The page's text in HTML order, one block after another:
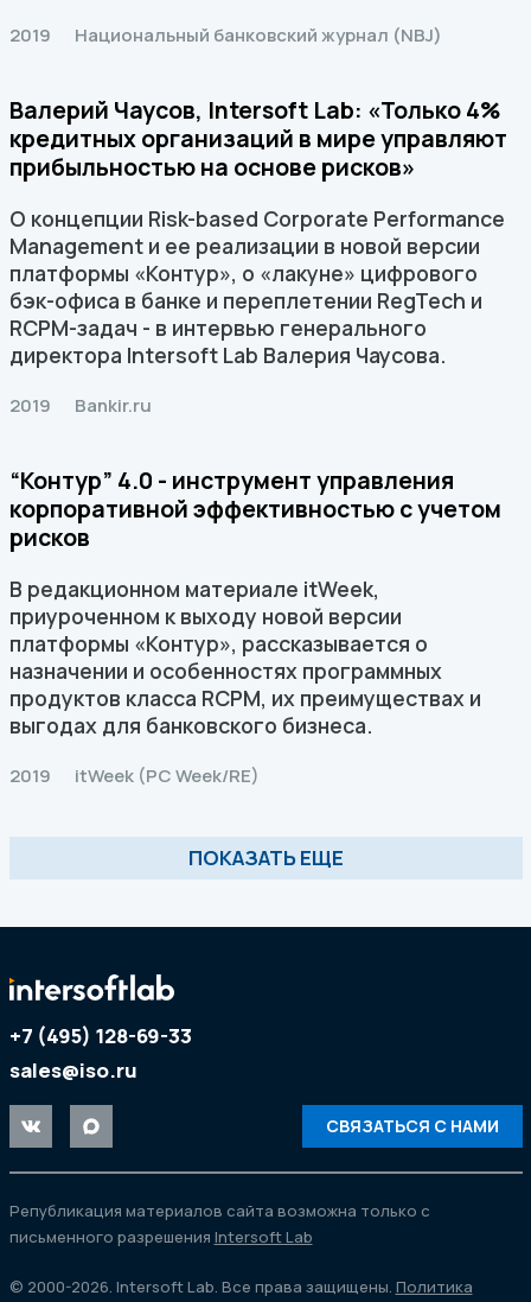
2019 Национальный банковский журнал (NBJ)
Валерий Чаусов, Intersoft Lab: «Только 4%
кредитных организаций в мире управляют
прибыльностью на основе рисков»
О концепции Risk-based Corporate Performance
Management и ее реализации в новой версии
платформы «Контур», о «лакуне» цифрового
бэк-офиса в банке и переплетении RegTech и
RCPM-задач - в интервью генерального
директора Intersoft Lab Валерия Чаусова.
2019 Bankir.ru
“Контур” 4.0 - инструмент управления
корпоративной эффективностью с учетом
рисков
В редакционном материале itWeek,
приуроченном к выходу новой версии
платформы «Контур», рассказывается о
назначении и особенностях программных
продуктов класса RCPM, их преимуществах и
выгодах для банковского бизнеса.
2019 itWeek (PC Week/RE)
ПОКАЗАТЬ ЕЩЕ
+7 (495) 128-69-33
sales@iso.ru
СВЯЗАТЬСЯ С НАМИ
Републикация материалов сайта возможна только с
письменного разрешения Intersoft Lab
© 2000-2026. Intersoft Lab. Все права защищены. Политика